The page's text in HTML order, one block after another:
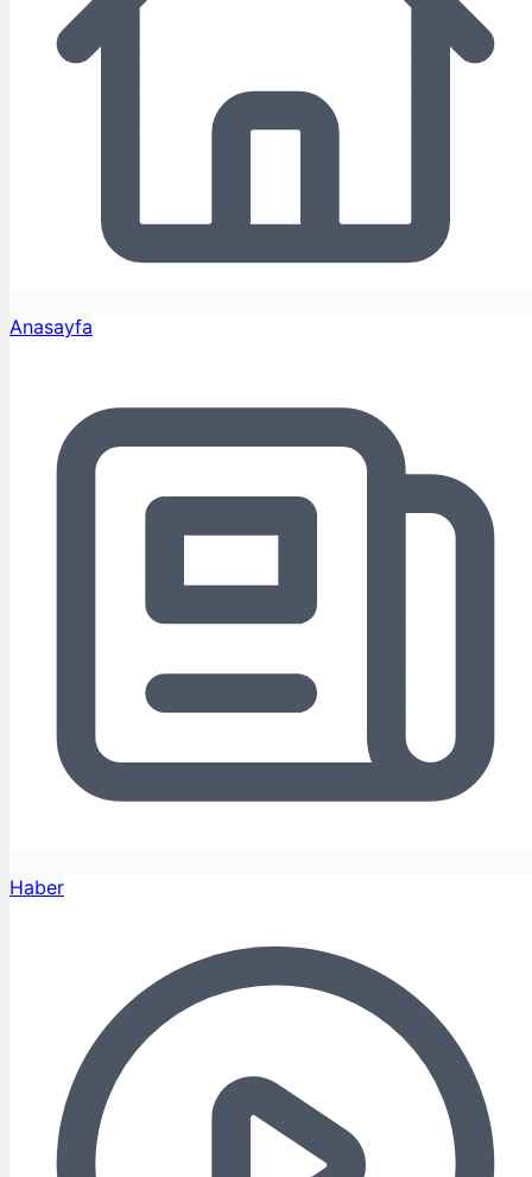
Anasayfa
Haber